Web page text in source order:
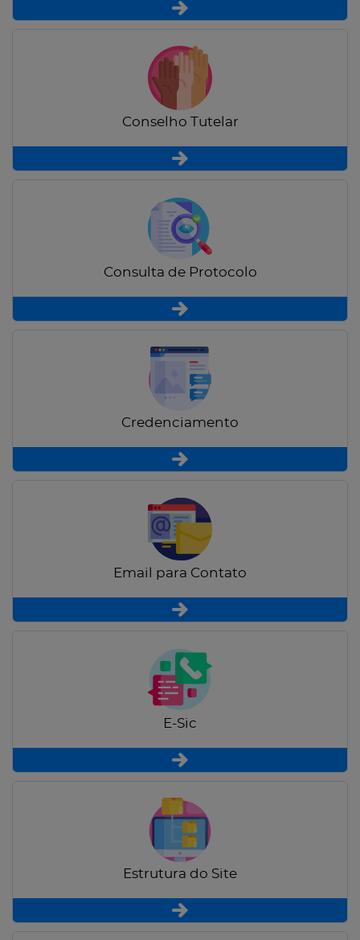
Conselho Tutelar
Consulta de Protocolo
Credenciamento
Email para Contato
E-Sic
Estrutura do Site